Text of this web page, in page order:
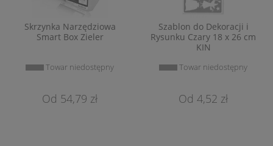
Skrzynka Narzędziowa
Smart Box Zieler
Towar niedostępny
54,79 zł
Szablon do Dekoracji i
Rysunku Czary 18 x 26 cm
KIN
Towar niedostępny
4,52 zł